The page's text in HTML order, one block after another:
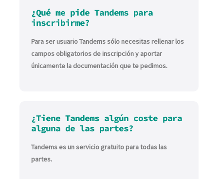
¿Qué me pide Tandems para
inscribirme?
Para ser usuario Tandems sólo necesitas rellenar los
campos obligatorios de inscripción y aportar
únicamente la documentación que te pedimos.
¿Tiene Tandems algún coste para
alguna de las partes?
Tandems es un servicio gratuito para todas las
partes.